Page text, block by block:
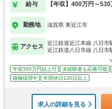
給与 【年収】400万円～
勤務地 滋賀県 東近江市
アクセス
近江鉄道近江本線 八日市
近江鉄道八日市線 八日市
年収500万円以上可 未経験者も応募可能
積極採用中
年間休日120日以上
求人の詳細を見る